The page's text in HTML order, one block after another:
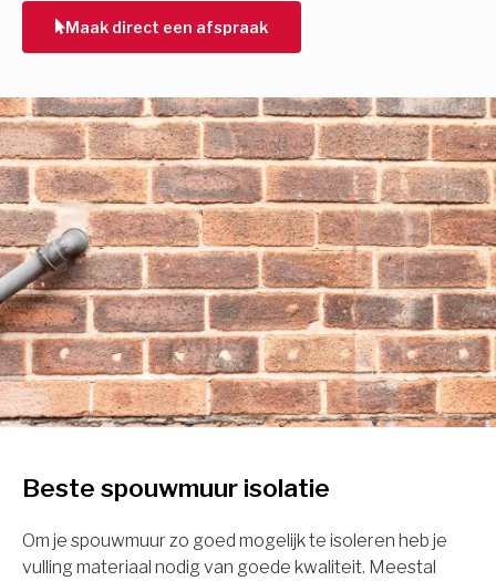
Maak direct een afspraak
Beste spouwmuur isolatie
Om je spouwmuur zo goed mogelijk te isoleren heb je
vulling materiaal nodig van goede kwaliteit. Meestal